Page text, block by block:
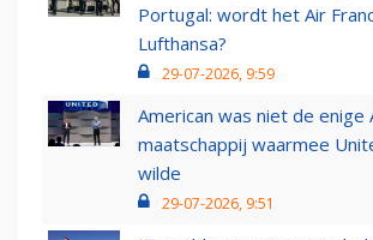
Portugal: wordt het Air
Lufthansa?
29-07-2026, 9:59
American was niet de enige
maatschappij waarmee
wilde
29-07-2026, 9:51